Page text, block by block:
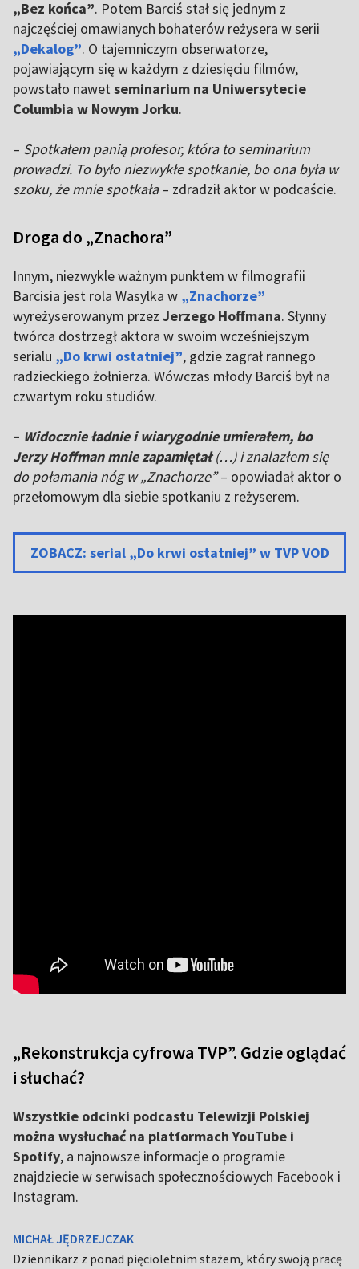
„Bez końca”. Potem Barciś stał się jednym z
najczęściej omawianych bohaterów reżysera w serii
„Dekalog”. O tajemniczym obserwatorze,
pojawiającym się w każdym z dziesięciu filmów,
powstało nawetseminarium na Uniwersytecie
Columbia w Nowym Jorku.
– Spotkałem panią profesor, która to seminarium
prowadzi. To było niezwykłe spotkanie, bo ona była w
szoku, że mnie spotkała– zdradził aktor w podcaście.
Droga do „Znachora”
Innym, niezwykle ważnym punktem w filmografii
Barcisia jest rola Wasylka w „Znachorze”
wyreżyserowanym przez Jerzego Hoffmana. Słynny
twórca dostrzegł aktora w swoim wcześniejszym
serialu „Do krwi ostatniej”, gdzie zagrał rannego
radzieckiego żołnierza. Wówczas młody Barciś był na
czwartym roku studiów.
– Widocznie ładnie i wiarygodnie umierałem, bo
Jerzy Hoffman mnie zapamiętał(…) i znalazłem się
do połamania nóg w „Znachorze”– opowiadał aktor o
przełomowym dla siebie spotkaniu z reżyserem.
ZOBACZ: serial „Do krwi ostatniej” w TVP VOD
„Rekonstrukcja cyfrowa TVP”. Gdzie oglądać
i słuchać?
Wszystkie odcinki podcastu Telewizji Polskiej
można wysłuchać na platformach YouTube i
Spotify, a najnowsze informacje o programie
znajdziecie w serwisach społecznościowych Facebook i
Instagram.
MICHAŁ JĘDRZEJCZAK
Dziennikarz z ponad pięcioletnim stażem, który swoją pracę